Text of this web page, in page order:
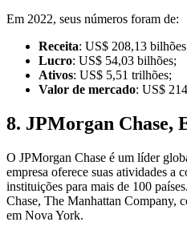
Em 2022, seus números foram de:
Receita: US$ 208,13
Lucro: US$ 54,03 bilhões;
Ativos: US$ 5,51 trilhões;
Valor de mercado: US$
8. JPMorgan Chase,
O JPMorgan Chase é um líder
empresa oferece suas atividades a
instituições para mais de 100
Chase, The Manhattan Company,
em Nova York.